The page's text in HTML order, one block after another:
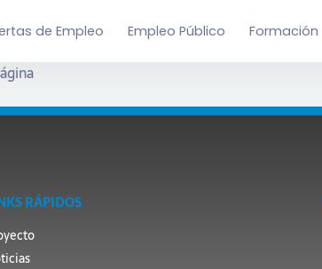
de Empleo Empleo Público Formación
RÁPIDOS